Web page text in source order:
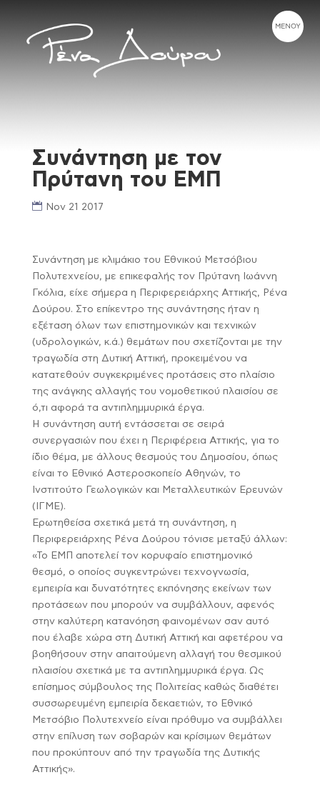
Συνάντηση με τον
Πρύτανη του ΕΜΠ
Nov 21 2017
Συνάντηση με κλιμάκιο του Εθνικού Μετσόβιου
Πολυτεχνείου, με επικεφαλής τον Πρύτανη Ιωάννη
Γκόλια, είχε σήμερα η Περιφερειάρχης Αττικής, Ρένα
Δούρου. Στο επίκεντρο της συνάντησης ήταν η
εξέταση όλων των επιστημονικών και τεχνικών
(υδρολογικών, κ.ά.) θεμάτων που σχετίζονται με την
τραγωδία στη Δυτική Αττική, προκειμένου να
κατατεθούν συγκεκριμένες προτάσεις στο πλαίσιο
της ανάγκης αλλαγής του νομοθετικού πλαισίου σε
ό,τι αφορά τα αντιπλημμυρικά έργα.
Η συνάντηση αυτή εντάσσεται σε σειρά
συνεργασιών που έχει η Περιφέρεια Αττικής, για το
ίδιο θέμα, με άλλους θεσμούς του Δημοσίου, όπως
είναι το Εθνικό Αστεροσκοπείο Αθηνών, το
Ινστιτούτο Γεωλογικών και Μεταλλευτικών Ερευνών
(ΙΓΜΕ).
Ερωτηθείσα σχετικά μετά τη συνάντηση, η
Περιφερειάρχης Ρένα Δούρου τόνισε μεταξύ άλλων:
«Το ΕΜΠ αποτελεί τον κορυφαίο επιστημονικό
θεσμό, ο οποίος συγκεντρώνει τεχνογνωσία,
εμπειρία και δυνατότητες εκπόνησης εκείνων των
προτάσεων που μπορούν να συμβάλλουν, αφενός
στην καλύτερη κατανόηση φαινομένων σαν αυτό
που έλαβε χώρα στη Δυτική Αττική και αφετέρου να
βοηθήσουν στην απαιτούμενη αλλαγή του θεσμικού
πλαισίου σχετικά με τα αντιπλημμυρικά έργα. Ως
επίσημος σύμβουλος της Πολιτείας καθώς διαθέτει
συσσωρευμένη εμπειρία δεκαετιών, το Εθνικό
Μετσόβιο Πολυτεχνείο είναι πρόθυμο να συμβάλλει
στην επίλυση των σοβαρών και κρίσιμων θεμάτων
που προκύπτουν από την τραγωδία της Δυτικής
Αττικής».